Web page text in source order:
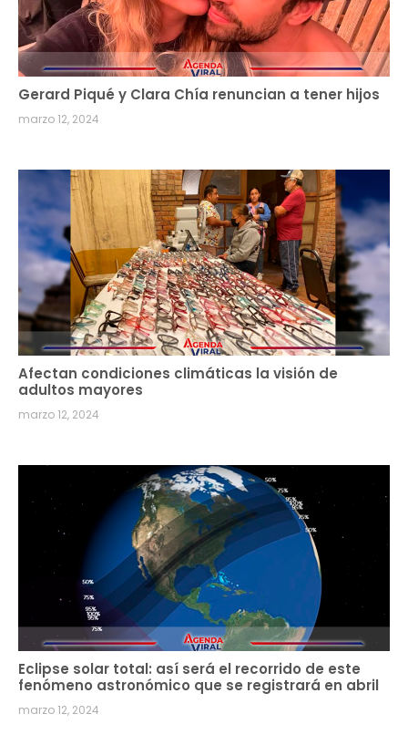
Gerard Piqué y Clara Chía renuncian a tener hijos
marzo 12, 2024
Afectan condiciones climáticas la visión de
adultos mayores
marzo 12, 2024
Eclipse solar total: así será el recorrido de este
fenómeno astronómico que se registrará en abril
marzo 12, 2024